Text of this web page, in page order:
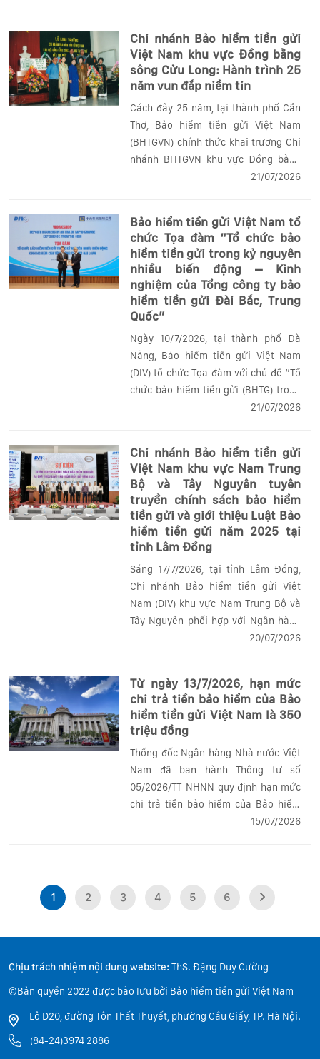
22/7/2026. Ngoài...
Chi nhánh Bảo hiểm tiền gửi
Việt Nam khu vực Đồng bằng
sông Cửu Long: Hành trình 25
năm vun đắp niềm tin
Cách đây 25 năm, tại thành phố Cần
Thơ, Bảo hiểm tiền gửi Việt Nam
(BHTGVN) chính thức khai trương Chi
nhánh BHTGVN khu vực Đồng bằng
Sông Cửu Long (ĐBSCL) - chi nhánh
nhánh tại...
21/07/2026
Bảo hiểm tiền gửi Việt Nam tổ
chức Tọa đàm “Tổ chức bảo
hiểm tiền gửi trong kỷ nguyên
nhiều biến động – Kinh
nghiệm của Tổng công ty bảo
hiểm tiền gửi Đài Bắc, Trung
Quốc”
Ngày 10/7/2026, tại thành phố Đà
Nẵng, Bảo hiểm tiền gửi Việt Nam
(DIV) tổ chức Tọa đàm với chủ đề “Tổ
chức bảo hiểm tiền gửi (BHTG) trong
kỷ nguyên nhiều biến động – Kinh
dịp để...
21/07/2026
Chi nhánh Bảo hiểm tiền gửi
Việt Nam khu vực Nam Trung
Bộ và Tây Nguyên tuyên
truyền chính sách bảo hiểm
tiền gửi và giới thiệu Luật Bảo
hiểm tiền gửi năm 2025 tại
tỉnh Lâm Đồng
Sáng 17/7/2026, tại tỉnh Lâm Đồng,
Chi nhánh Bảo hiểm tiền gửi Việt
Nam (DIV) khu vực Nam Trung Bộ và
Tây Nguyên phối hợp với Ngân hàng
Nhà nước (NHNN) Chi nhánh Khu vực
giới...
20/07/2026
Từ ngày 13/7/2026, hạn mức
chi trả tiền bảo hiểm của Bảo
hiểm tiền gửi Việt Nam là 350
triệu đồng
Thống đốc Ngân hàng Nhà nước Việt
Nam đã ban hành Thông tư số
05/2026/TT-NHNN quy định hạn mức
chi trả tiền bảo hiểm của Bảo hiểm
tiền gửi Việt Nam. Thông tư có hiệu
15/07/2026
1 2 3 4 5 6
Chịu trách nhiệm nội dung website: ThS. Đặng Duy Cường
©Bản quyền 2022 được bảo lưu bởi Bảo hiểm tiền gửi Việt Nam
Lô D20, đường Tôn Thất Thuyết, phường Cầu Giấy, TP. Hà Nội.
(84-24)3974 2886